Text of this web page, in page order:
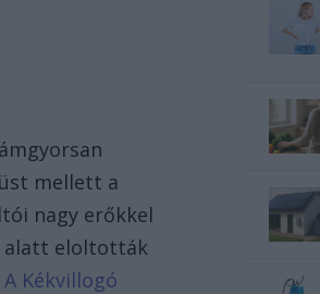
mellett a
nagy erőkkel
alatt eloltották
A Kékvillogó